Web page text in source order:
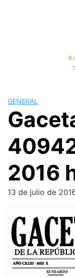
GENERAL
2016
13 de julio de